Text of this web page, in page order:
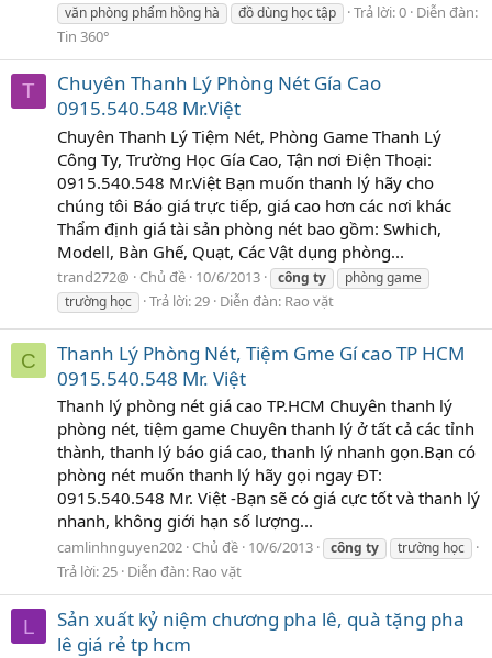
văn phòng phẩm hồng hà
đồ dùng học tập Trả lời: 0 Diễn đàn:
Tin 360°
T
Chuyên Thanh Lý Phòng Nét Gía Cao
0915.540.548 Mr.Việt
Chuyên Thanh Lý Tiệm Nét, Phòng Game Thanh Lý
Công Ty, Trường Học Gía Cao, Tận nơi Điện Thoại:
0915.540.548 Mr.Việt Bạn muốn thanh lý hãy cho
chúng tôi Báo giá trực tiếp, giá cao hơn các nơi khác
Thẩm định giá tài sản phòng nét bao gồm: Swhich,
Modell, Bàn Ghế, Quạt, Các Vật dụng phòng...
trand272@ Chủ đề 10/6/2013 công ty
phòng game
trường học
Trả lời: 29 Diễn đàn: Rao vặt
C
Thanh Lý Phòng Nét, Tiệm Gme Gí cao TP HCM
0915.540.548 Mr. Việt
Thanh lý phòng nét giá cao TP.HCM Chuyên thanh lý
phòng nét, tiệm game Chuyên thanh lý ở tất cả các tỉnh
thành, thanh lý báo giá cao, thanh lý nhanh gọn.Bạn có
phòng nét muốn thanh lý hãy gọi ngay ĐT:
0915.540.548 Mr. Việt -Bạn sẽ có giá cực tốt và thanh lý
nhanh, không giới hạn số lượng...
camlinhnguyen202 Chủ đề 10/6/2013 công ty trường học
Trả lời: 25 Diễn đàn: Rao vặt
L
Sản xuất kỷ niệm chương pha lê, quà tặng pha
lê giá rẻ tp hcm